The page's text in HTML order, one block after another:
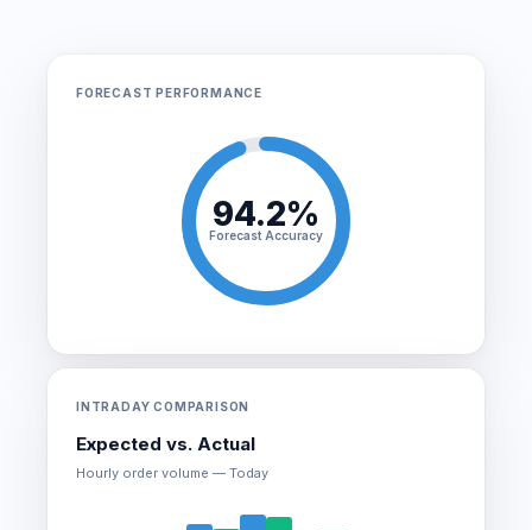
FORECAST PERFORMANCE
94.2%
Forecast Accuracy
INTRADAY COMPARISON
Expected vs. Actual
Hourly order volume — Today